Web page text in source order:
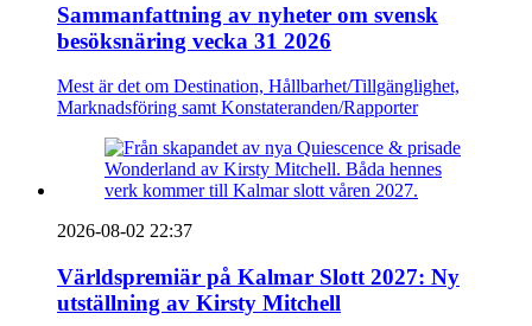
Sammanfattning av nyheter om svensk
besöksnäring vecka 31 2026
Mest är det om Destination, Hållbarhet/Tillgänglighet,
Marknadsföring samt Konstateranden/Rapporter
2026-08-02 22:37
Världspremiär på Kalmar Slott 2027: Ny
utställning av Kirsty Mitchell